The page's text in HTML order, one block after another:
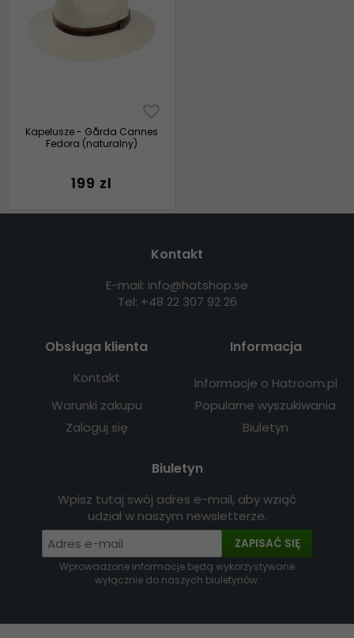
Kapelusze - Gårda Cannes
Fedora (naturalny)
199 zl
Kontakt
E-mail: info@hatshop.se
Tel: +48 22 307 92 26
Obsługa klienta
Kontakt
Warunki zakupu
Zaloguj się
Informacja
Informacje o Hatroom.pl
Popularne wyszukiwania
Biuletyn
Biuletyn
Wpisz tutaj swój adres e-mail, aby wziąć
udział w naszym newsletterze.
ZAPISAĆ SIĘ
Wprowadzone informacje będą wykorzystywane
wyłącznie do naszych biuletynów.